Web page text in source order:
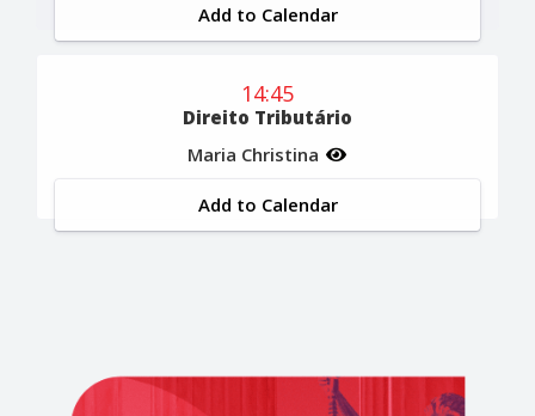
Add to Calendar
14:45
Direito Tributário
Maria Christina
Add to Calendar